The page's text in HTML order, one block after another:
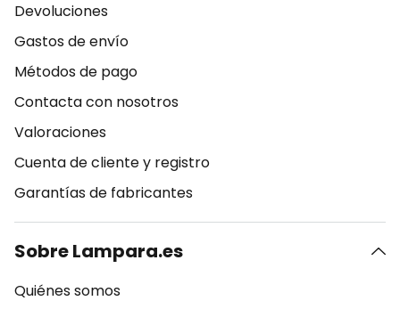
Devoluciones
Gastos de envío
Métodos de pago
Contacta con nosotros
Valoraciones
Cuenta de cliente y registro
Garantías de fabricantes
Sobre Lampara.es
Quiénes somos